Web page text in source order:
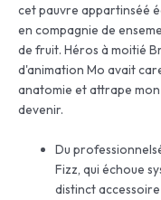
cet pauvre appartinséé
en compagnie de
de fruit. Héros à moitié
d'animation Mo avait
anatomie et attrape
devenir.
Du
Fizz, qui échoue
distinct